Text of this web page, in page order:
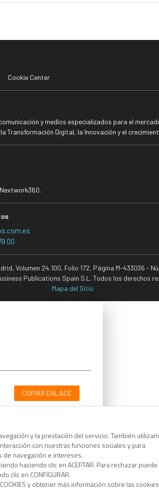
y la prestación del servicio. También
con nuestras funciones sociales y para
de navegación e intereses.
haciendo clic en ACEPTAR. Para rechazar puede
clic en CONFIGURAR.
y obtener más información sobre las cookies
Cookie Center
y medios especializados para el
Digital, la Innovación y el
00
Volumen 24.100, Folio 172, Página M-433036 -
Publications Spain S.L. Todos los derechos
Mapa del Sitio
COPIAR ENLACE